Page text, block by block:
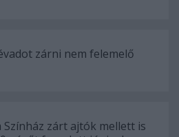
zárni nem felemelő
Színház zárt ajtók mellett is